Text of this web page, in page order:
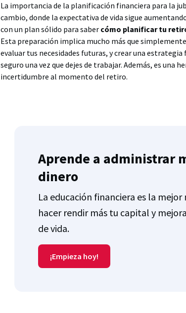
La importancia de la planificación financiera para la
cambio, donde la expectativa de vida sigue
con un plan sólido para saber cómo planificar tu
Esta preparación implica mucho más que simplemente
evaluar tus necesidades futuras, y crear una
seguro una vez que dejes de trabajar. Además, es
incertidumbre al momento del retiro.
Aprende a administrar
dinero
La educación financiera es la mejor
hacer rendir más tu capital y
de vida.
¡Empieza hoy!